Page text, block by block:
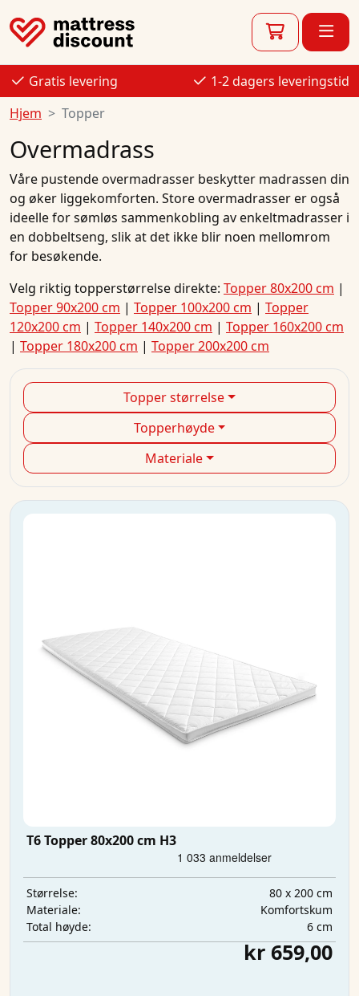
Gratis levering
1-2 dagers leveringstid
Hjem
Topper
Overmadrass
Våre pustende overmadrasser beskytter madrassen din
og øker liggekomforten. Store overmadrasser er også
ideelle for sømløs sammenkobling av enkeltmadrasser i
en dobbeltseng, slik at det ikke blir noen mellomrom
for besøkende.
Velg riktig topperstørrelse direkte: Topper 80x200 cm |
Topper 90x200 cm | Topper 100x200 cm | Topper
120x200 cm | Topper 140x200 cm | Topper 160x200 cm
| Topper 180x200 cm | Topper 200x200 cm
Topper størrelse
Topperhøyde
Materiale
T6 Topper 80x200 cm H3
Størrelse:
80 x 200 cm
Materiale:
Komfortskum
Total høyde:
6 cm
kr 659,00